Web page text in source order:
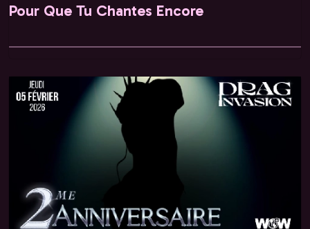
Pour Que Tu Chantes Encore